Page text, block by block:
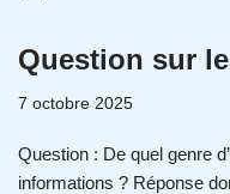
Question sur
7 octobre 2025
Question : De quel genre
informations ? Réponse